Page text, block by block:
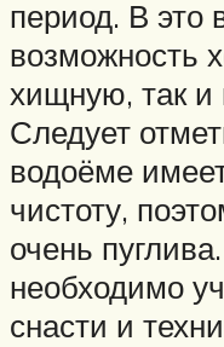
период. В это
возможность
хищную, так
Следует
водоёме
чистоту,
очень
необходимо
снасти и